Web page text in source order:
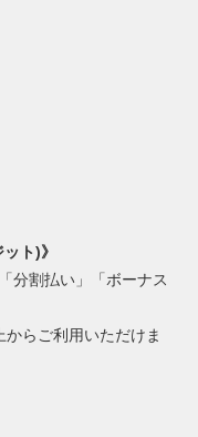
ト)》
分割払い」「ボーナス
らご利用いただけま